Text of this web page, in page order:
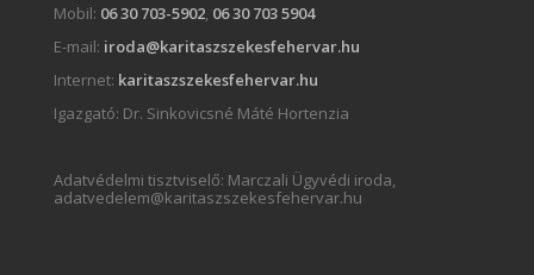
Mobil: 06 30 703-5902, 06 30 703 5904
E-mail: iroda@karitaszszekesfehervar.hu
Internet: karitaszszekesfehervar.hu
Igazgató: Dr. Sinkovicsné Máté Hortenzia
Adatvédelmi tisztviselő: Marczali Ügyvédi iroda,
adatvedelem@karitaszszekesfehervar.hu